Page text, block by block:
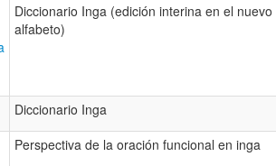
Diccionario Inga (edición interina en el nuevo
alfabeto)
Diccionario Inga
Perspectiva de la oración funcional en inga